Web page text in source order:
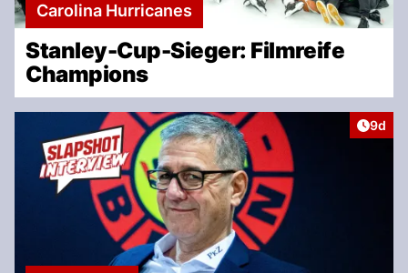
Carolina Hurricanes
Stanley-Cup-Sieger: Filmreife
Champions
9d